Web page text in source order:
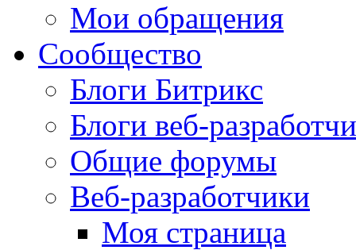
Мои обращения
Сообщество
Блоги Битрикс
Блоги веб-
Общие форумы
Веб-разработчики
Моя страница